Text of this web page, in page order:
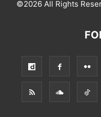
©2026 All Rights